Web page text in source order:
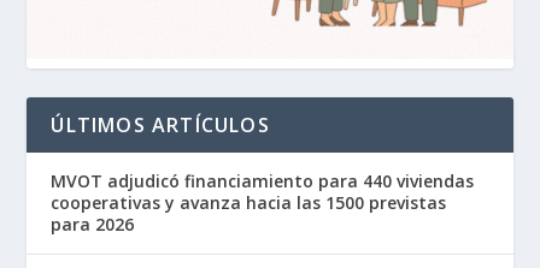
ÚLTIMOS ARTÍCULOS
MVOT adjudicó financiamiento para 440 viviendas
cooperativas y avanza hacia las 1500 previstas
para 2026